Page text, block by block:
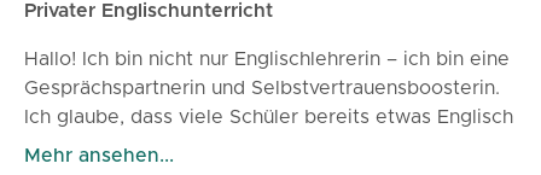
Privater Englischunterricht
Hallo! Ich bin nicht nur Englischlehrerin – ich bin eine
Gesprächspartnerin und Selbstvertrauensboosterin.
Ich glaube, dass viele Schüler bereits etwas Englisch
können, aber einen angenehmen Raum benötigen,
Mehr ansehen...